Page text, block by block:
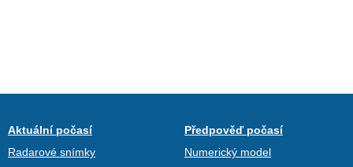
Aktuální počasí
Radarové snímky
Předpověď počasí
Numerický model